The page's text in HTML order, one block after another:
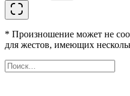
* Произношение может не
для жестов, имеющих